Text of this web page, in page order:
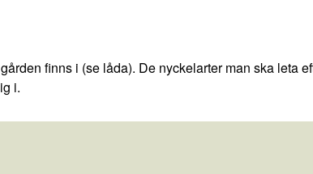
finns i (se låda). De nyckelarter man ska leta
i.